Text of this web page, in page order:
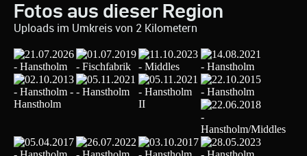
Fotos aus dieser Region
Uploads im Umkreis von 2 Kilometern